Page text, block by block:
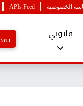
الخصوصية APIs Feed
قانوني